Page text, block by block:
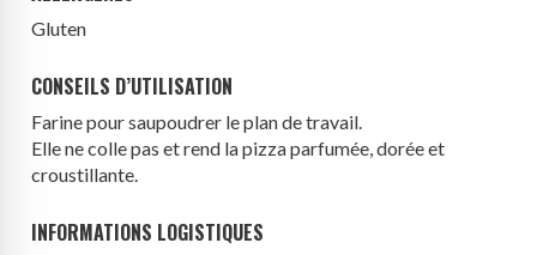
Gluten
CONSEILS D’UTILISATION
Farine pour saupoudrer le plan de travail.
Elle ne colle pas et rend la pizza parfumée, dorée et
croustillante.
INFORMATIONS LOGISTIQUES